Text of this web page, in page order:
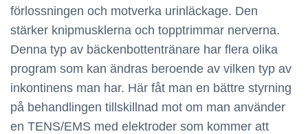
förlossningen och motverka urinläckage. Den
stärker knipmusklerna och topptrimmar nerverna.
Denna typ av bäckenbottentränare har flera olika
program som kan ändras beroende av vilken typ av
inkontinens man har. Här fåt man en bättre styrning
på behandlingen tillskillnad mot om man använder
en TENS/EMS med elektroder som kommer att